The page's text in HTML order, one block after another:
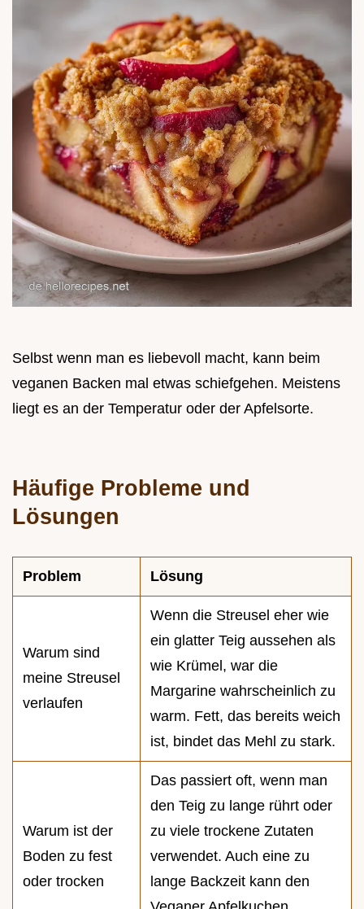
Selbst wenn man es liebevoll macht, kann beim
veganen Backen mal etwas schiefgehen. Meistens
liegt es an der Temperatur oder der Apfelsorte.
Häufige Probleme und
Lösungen
Problem Lösung
Warum sind
meine Streusel
verlaufen
Wenn die Streusel eher wie
ein glatter Teig aussehen als
wie Krümel, war die
Margarine wahrscheinlich zu
warm. Fett, das bereits weich
ist, bindet das Mehl zu stark.
Warum ist der
Boden zu fest
oder trocken
Das passiert oft, wenn man
den Teig zu lange rührt oder
zu viele trockene Zutaten
verwendet. Auch eine zu
lange Backzeit kann den